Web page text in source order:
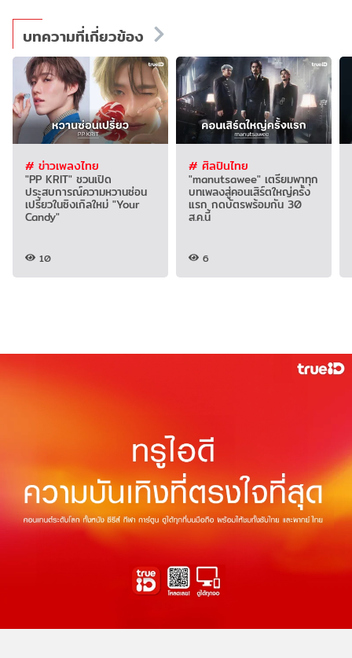
บทความที่เกี่ยวข้อง
# ข่าวเพลงไทย
"PP KRIT" ชวนเปิด
ประสบการณ์ความหวานซ่อน
เปรี้ยวในซิงเกิลใหม่ "Your
Candy"
10
# ศิลปินไทย
"manutsawee" เตรียมพาทุก
บทเพลงสู่คอนเสิร์ตใหญ่ครั้ง
แรก กดบัตรพร้อมกัน 30
ส.ค.นี้
6